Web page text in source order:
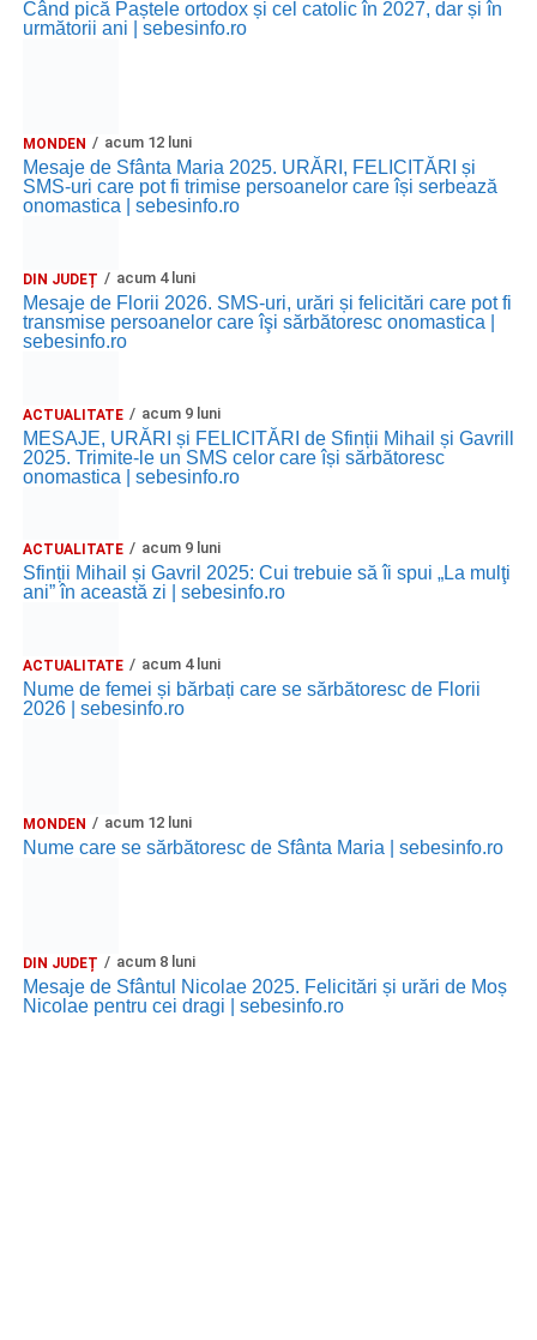
Când pică Paștele ortodox și cel catolic în 2027, dar și în
următorii ani | sebesinfo.ro
MONDEN acum 12 luni
Mesaje de Sfânta Maria 2025. URĂRI, FELICITĂRI și
SMS-uri care pot fi trimise persoanelor care își serbează
onomastica | sebesinfo.ro
DIN JUDEȚ acum 4 luni
Mesaje de Florii 2026. SMS-uri, urări și felicitări care pot fi
transmise persoanelor care îşi sărbătoresc onomastica |
sebesinfo.ro
ACTUALITATE acum 9 luni
MESAJE, URĂRI și FELICITĂRI de Sfinții Mihail și Gavrill
2025. Trimite-le un SMS celor care își sărbătoresc
onomastica | sebesinfo.ro
ACTUALITATE acum 9 luni
Sfinții Mihail și Gavril 2025: Cui trebuie să îi spui „La mulţi
ani” în această zi | sebesinfo.ro
ACTUALITATE acum 4 luni
Nume de femei și bărbați care se sărbătoresc de Florii
2026 | sebesinfo.ro
MONDEN acum 12 luni
Nume care se sărbătoresc de Sfânta Maria | sebesinfo.ro
DIN JUDEȚ acum 8 luni
Mesaje de Sfântul Nicolae 2025. Felicitări și urări de Moș
Nicolae pentru cei dragi | sebesinfo.ro